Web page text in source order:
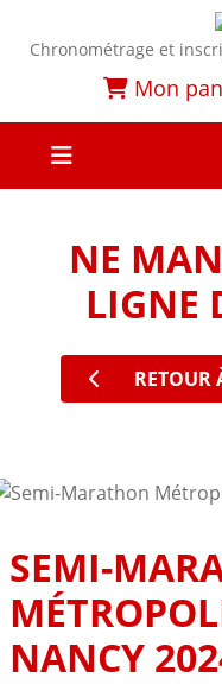
Chronométrage et
Mon
NE
LIGNE
RETOUR
SEMI-
NANCY